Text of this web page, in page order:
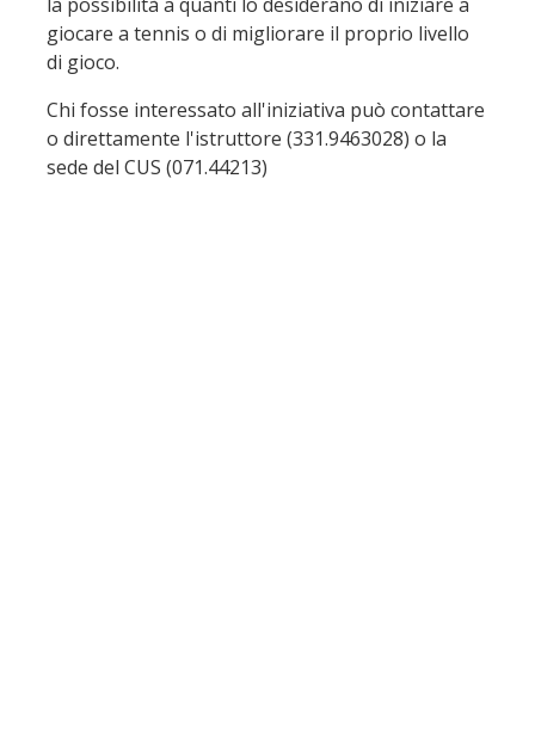
giocare a tennis o di migliorare il proprio livello
di gioco.
Chi fosse interessato all'iniziativa può contattare
o direttamente l'istruttore (331.9463028) o la
sede del CUS (071.44213)